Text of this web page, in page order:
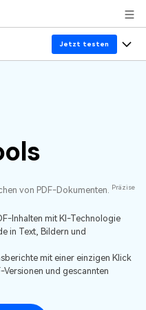
Jetzt testen
von PDF-Dokumenten.
Präzise
Inhalten mit KI-Technologie
in Text, Bildern und
mit einer einzigen Klick
und gescannten